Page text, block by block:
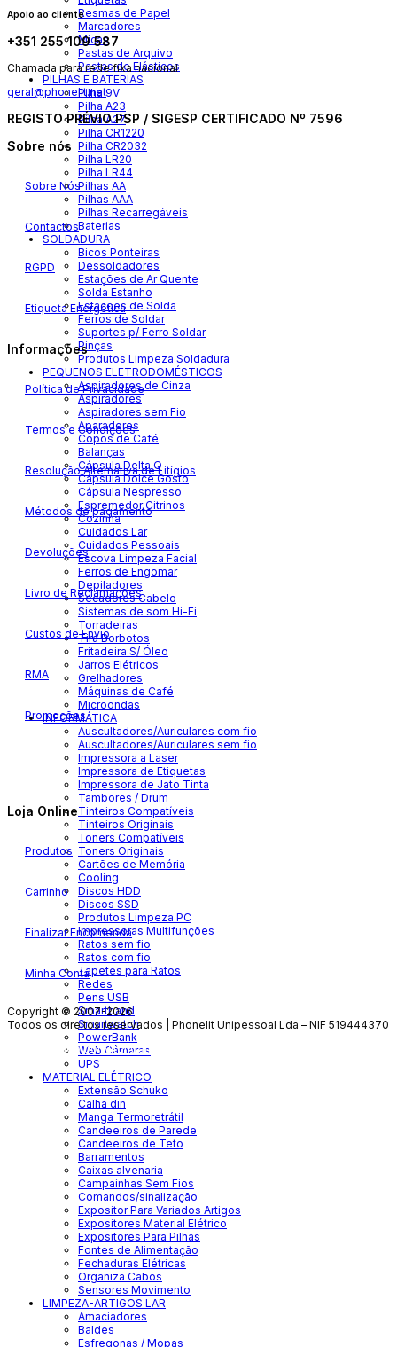
Resmas de Papel
Marcadores
Micas
Pastas de Arquivo
Pastas de Elásticos
PILHAS E BATERIAS
Pilha 9V
Pilha A23
Pilha A27
Pilha CR1220
Pilha CR2032
Pilha LR20
Pilha LR44
Pilhas AA
Pilhas AAA
Pilhas Recarregáveis
Baterias
SOLDADURA
Bicos Ponteiras
Dessoldadores
Estações de Ar Quente
Solda Estanho
Estações de Solda
Ferros de Soldar
Suportes p/ Ferro Soldar
Pinças
Produtos Limpeza Soldadura
PEQUENOS ELETRODOMÉSTICOS
Aspiradores de Cinza
Aspiradores
Aspiradores sem Fio
Aparadores
Copos de Café
Balanças
Cápsula Delta Q
Cápsula Dolce Gosto
Cápsula Nespresso
Espremedor Citrinos
Cozinha
Cuidados Lar
Cuidados Pessoais
Escova Limpeza Facial
Ferros de Engomar
Depiladores
Secadores Cabelo
Sistemas de som Hi-Fi
Torradeiras
Tira Borbotos
Fritadeira S/ Óleo
Jarros Elétricos
Grelhadores
Máquinas de Café
Microondas
INFORMÁTICA
Auscultadores/Auriculares com fio
Auscultadores/Auriculares sem fio
Impressora a Laser
Impressora de Etiquetas
Impressora de Jato Tinta
Tambores / Drum
Tinteiros Compatíveis
Tinteiros Originais
Toners Compatíveis
Toners Originais
Cartões de Memória
Cooling
Discos HDD
Discos SSD
Produtos Limpeza PC
Impressoras Multifunções
Ratos sem fio
Ratos com fio
Tapetes para Ratos
Redes
Pens USB
Smartband
Smartwatch
PowerBank
Web Câmaras
UPS
MATERIAL ELÉTRICO
Extensão Schuko
Calha din
Manga Termoretrátil
Candeeiros de Parede
Candeeiros de Teto
Barramentos
Caixas alvenaria
Campainhas Sem Fios
Comandos/sinalização
Expositor Para Variados Artigos
Expositores Material Elétrico
Expositores Para Pilhas
Fontes de Alimentação
Fechaduras Elétricas
Organiza Cabos
Sensores Movimento
LIMPEZA-ARTIGOS LAR
Amaciadores
Baldes
Esfregonas / Mopas
Apoio ao cliente
+351 255 109 587
Chamada para rede fixa nacional
geral@phonelit.net
REGISTO PRÉVIO PSP / SIGESP CERTIFICADO Nº 7596
Sobre nós
Sobre Nós
Contactos
RGPD
Etiqueta Energética
Informações
Política de Privacidade
Termos e Condições
Resolução Alternativa de Litígios
Métodos de pagamento
Devoluções
Livro de Reclamações
Custos de Envio
RMA
Promoções
Loja Online
Produtos
Carrinho
Finalizar Encomenda
Minha Conta
Copyright © 2007-2026
Todos os direitos reservados | Phonelit Unipessoal Lda – NIF 519444370
Desenvolvido por Vítor Carneiro